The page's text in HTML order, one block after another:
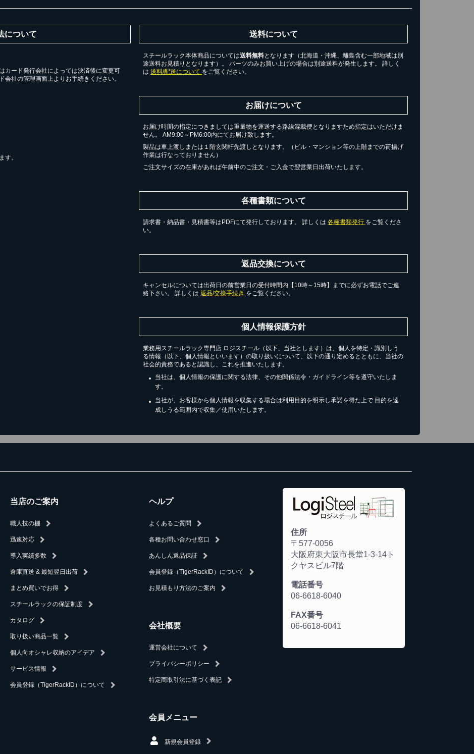
について
カード発行会社によっては決済後に変更可
社の管理画面上よりお手続きください。
す。
送料について
スチールラック本体商品については送料無料となります（北海道・沖縄、離島含む一部地域は別
途送料お見積りとなります）。 パーツのみお買い上げの場合は別途送料が発生します。 詳しく
は 送料/配送について をご覧ください。
お届けについて
お届け時間の指定につきましては重量物を運送する路線混載便となりますため指定はいただけま
せん。 AM9:00～PM6:00内にてお届け致します。
製品は車上渡しまたは１階玄関軒先渡しとなります。（ビル・マンション等の上階までの荷揚げ
作業は行なっておりません）
ご注文サイズの在庫があれば午前中のご注文・ご入金で翌営業日出荷いたします。
各種書類について
請求書・納品書・見積書等はPDFにて発行しております。 詳しくは 各種書類発行 をご覧くださ
い。
返品交換について
キャンセルについては出荷日の前営業日の受付時間内【10時～15時】までに必ずお電話でご連
絡下さい。 詳しくは 返品/交換手続き をご覧ください。
個人情報保護方針
業務用スチールラック専門店 ロジスチール（以下、当社とします）は、個人を特定・識別しう
る情報（以下、個人情報といいます）の取り扱いについて、以下の通り定めるとともに、当社の
社会的責務であると認識し、これを推進いたします。
当社は、個人情報の保護に関する法律、その他関係法令・ガイドライン等を遵守いたしま
す。
当社が、お客様から個人情報を収集する場合は利用目的を明示し承諾を得た上で 目的を達
成しうる範囲内で収集／使用いたします。
当店のご案内
職人技の棚
迅速対応
導入実績多数
倉庫直送 & 最短翌日出荷
まとめ買いでお得
スチールラックの保証制度
カタログ
取り扱い商品一覧
個人向オシャレ収納のアイデア
サービス情報
会員登録（TigerRackID）について
ヘルプ
よくあるご質問
各種お問い合わせ窓口
あんしん返品保証
会員登録（TigerRackID）について
お見積もり方法のご案内
会社概要
運営会社について
プライバシーポリシー
特定商取引法に基づく表記
会員メニュー
新規会員登録
住所
〒577-0056
大阪府東大阪市長堂1-3-14ト
クヤスビル7階
電話番号
06-6618-6040
FAX番号
06-6618-6041